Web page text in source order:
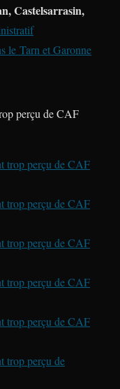
Castelsarrasin,
le Tarn et Garonne
perçu de CAF
trop perçu de CAF
trop perçu de CAF
trop perçu de CAF
trop perçu de CAF
trop perçu de CAF
trop perçu de